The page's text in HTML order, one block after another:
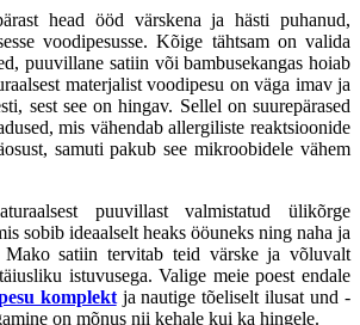
head ööd värskena ja hästi puhanud,
voodipesusse. Kõige tähtsam on valida
puuvillane satiin või bambusekangas hoiab
materjalist voodipesu on väga imav ja
sest see on hingav. Sellel on suurepärased
mis vähendab allergiliste reaktsioonide
samuti pakub see mikroobidele vähem
puuvillast valmistatud ülikõrge
sobib ideaalselt heaks ööuneks ning naha ja
Mako satiin tervitab teid värske ja võluvalt
istuvusega. Valige meie poest endale
komplektja nautige tõeliselt ilusat und -
on mõnus nii kehale kui ka hingele.